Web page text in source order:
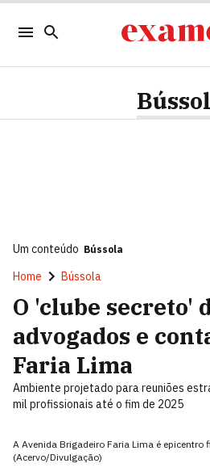
Um conteúdo Bússola
Home Bússola
O 'clube secreto'
advogados e
Faria Lima
Ambiente projetado para reuniões
mil profissionais até o fim de 2025
A Avenida Brigadeiro Faria Lima é epicentro
(Acervo/Divulgação)